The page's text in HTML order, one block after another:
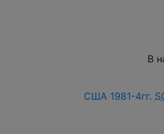
В
США 1981-4гг.